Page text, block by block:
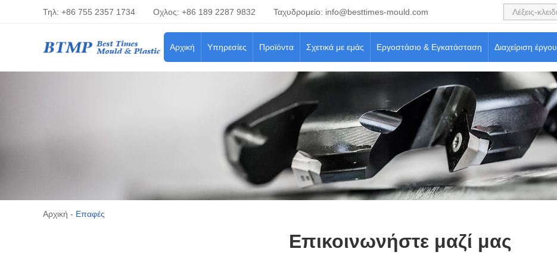
Τηλ: +86 755 2357 1734 Οχλος: +86 189 2287 9832 Ταχυδρομείο: info@besttimes-mould.com
Αρχική Υπηρεσίες Προϊόντα Σχετικά με εμάς Εργοστάσιο & Εγκατάσταση Διαχείριση έργου
Αρχική - Επαφές
Επικοινωνήστε μαζί μας